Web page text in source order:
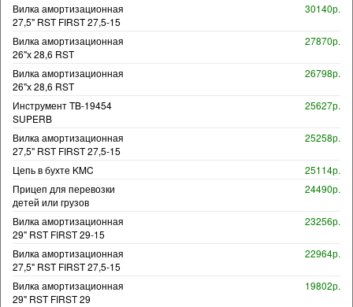
Вилка амортизационная
27,5" RST FIRST 27,5-15
30140р.
Вилка амортизационная
26"х 28,6 RST
27870р.
Вилка амортизационная
26"х 28,6 RST
26798р.
Инструмент TB-19454
SUPERB
25627р.
Вилка амортизационная
27,5" RST FIRST 27,5-15
25258р.
Цепь в бухте KMC
25114р.
Прицеп для перевозки
детей или грузов
24490р.
Вилка амортизационная
29" RST FIRST 29-15
23256р.
Вилка амортизационная
27,5" RST FIRST 27,5-15
22964р.
Вилка амортизационная
29" RST FIRST 29
19802р.